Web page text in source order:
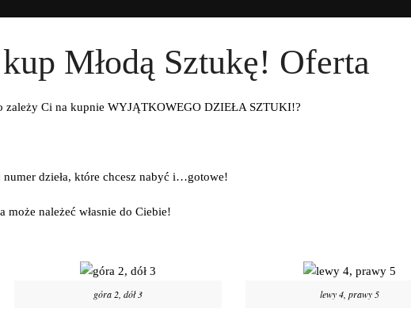
Młodą Sztukę! Oferta
zależy Ci na kupnie WYJĄTKOWEGO DZIEŁA SZTUKI!?
dzieła, które chcesz nabyć i…gotowe!
należeć własnie do Ciebie!
góra 2, dół 3 lewy 4, prawy 5